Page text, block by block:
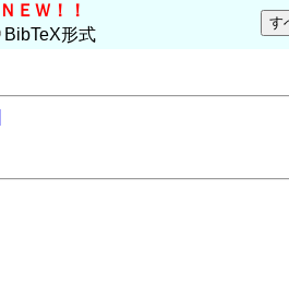
ＮＥＷ！！
BibTeX形式